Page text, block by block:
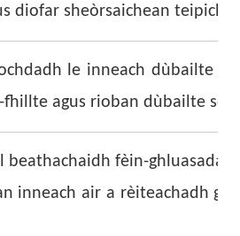
diofar sheòrsaichean
le inneach dùbailte
agus rioban dùbailte
beathachaidh fèin-
inneach air a rèiteachadh